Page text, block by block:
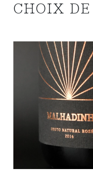
CHOIX